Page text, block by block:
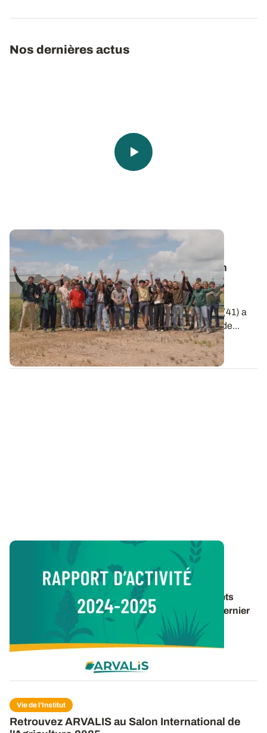
Nos dernières actus
🎬 Clap de Champs 2026 : une belle édition
placée sous le signe de l'innovation !
Le 2 juin dernier, la station de recherche et
d'expérimentation ARVALIS d'Ouzouer-le-Marché (41) a
accueilli la remise des prix de la 6e édition de Clap de...
09 JUIN 2026
Rapport d’activité 2024-2025
Retrouvez un panorama des travaux et des projets
d’ARVALIS pour la période 2024-2025 dans le dernier
rapport d’activité de l’institut. 40 pages pour
Vie de l’Institut
Retrouvez ARVALIS au Salon International de